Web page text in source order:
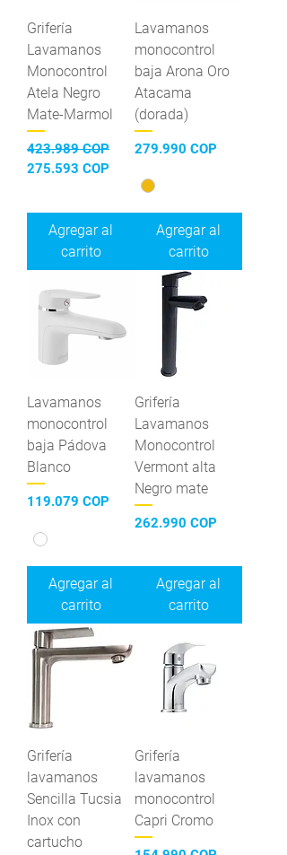
Grifería
Lavamanos
Monocontrol
Atela Negro
Mate-Marmol
Precio
423.989 COP
Precio de oferta
275.593 COP
Agregar al
carrito
Lavamanos
monocontrol
baja Arona Oro
Atacama
(dorada)
Precio
279.990 COP
Agregar al
carrito
Lavamanos
monocontrol
baja Pádova
Blanco
Precio
119.079 COP
Agregar al
carrito
Grifería
Lavamanos
Monocontrol
Vermont alta
Negro mate
Precio
262.990 COP
Agregar al
carrito
Grifería
lavamanos
Sencilla Tucsia
Inox con
cartucho
Grifería
lavamanos
monocontrol
Capri Cromo